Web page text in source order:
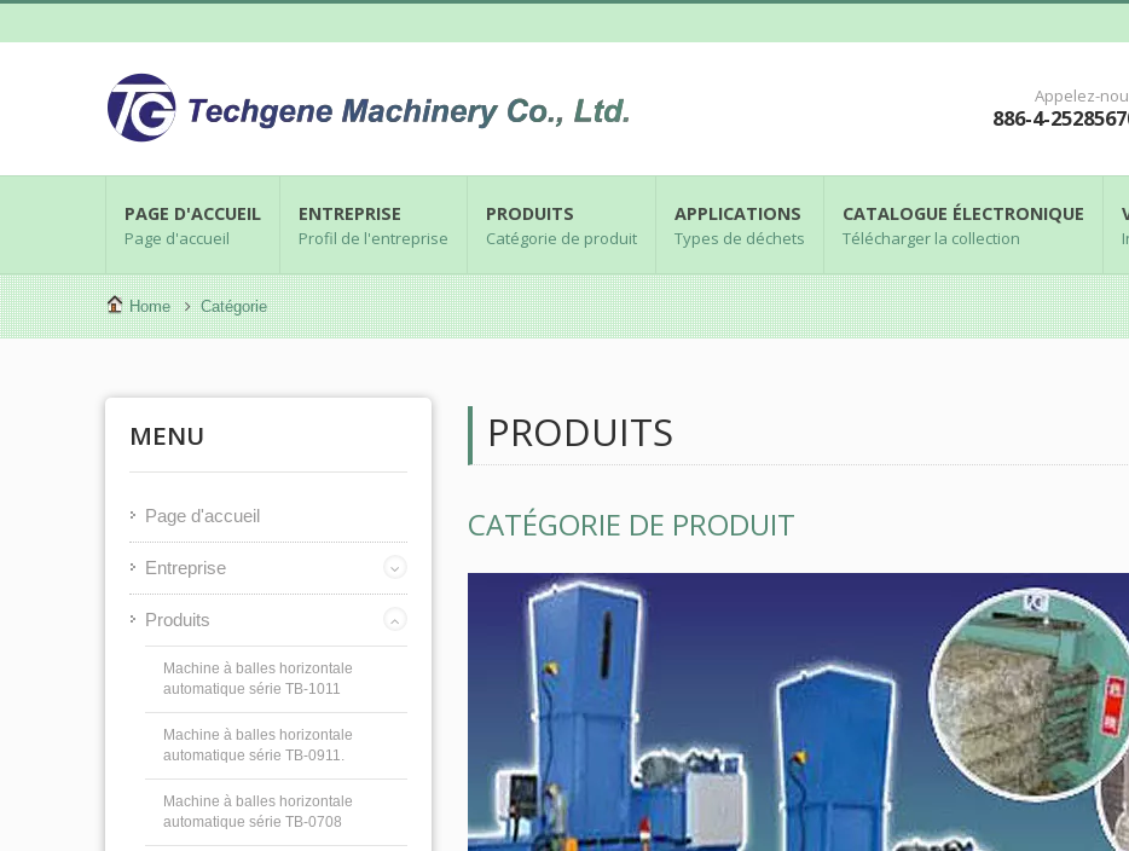
Appelez-
886-4-
PAGE D'ACCUEIL
Page d'accueil
ENTREPRISE
Profil de l'entreprise
PRODUITS
Catégorie de produit
APPLICATIONS
Types de déchets
CATALOGUE ÉLECTRONIQUE
Télécharger la collection
Home Catégorie
MENU
Page d'accueil
Entreprise
Produits
Machine à balles horizontale
automatique série TB-1011
Machine à balles horizontale
automatique série TB-0911.
Machine à balles horizontale
automatique série TB-0708
PRODUITS
CATÉGORIE DE PRODUIT